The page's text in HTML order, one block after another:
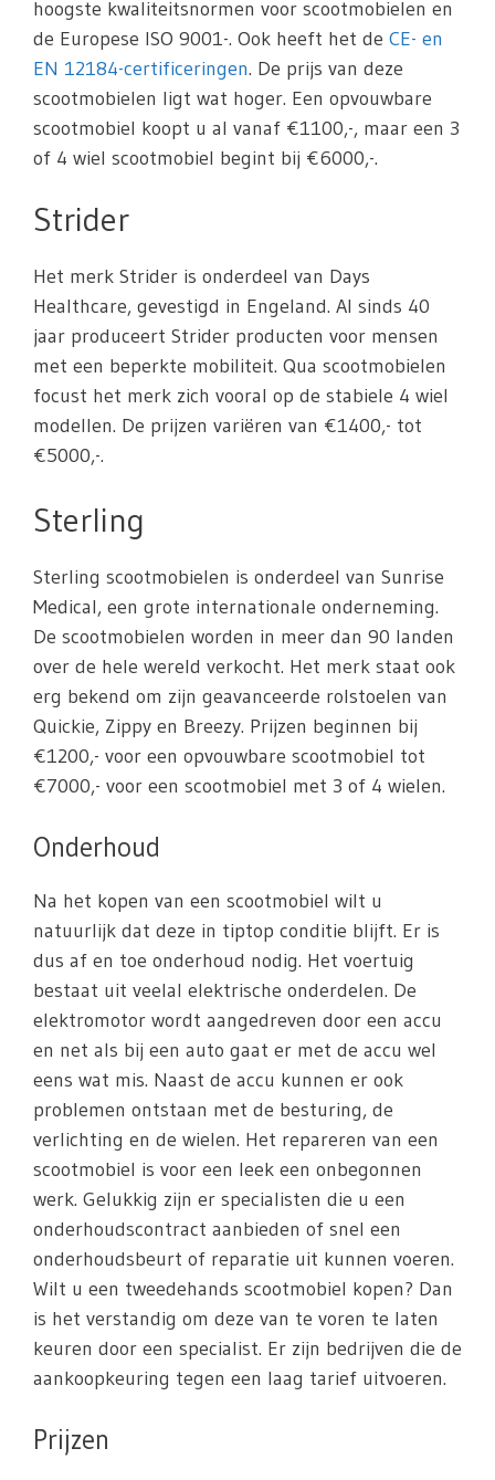
hoogste kwaliteitsnormen voor scootmobielen en
de Europese ISO 9001-. Ook heeft het de CE- en
EN 12184-certificeringen. De prijs van deze
scootmobielen ligt wat hoger. Een opvouwbare
scootmobiel koopt u al vanaf €1100,-, maar een 3
of 4 wiel scootmobiel begint bij €6000,-.
Strider
Het merk Strider is onderdeel van Days
Healthcare, gevestigd in Engeland. Al sinds 40
jaar produceert Strider producten voor mensen
met een beperkte mobiliteit. Qua scootmobielen
focust het merk zich vooral op de stabiele 4 wiel
modellen. De prijzen variëren van €1400,- tot
€5000,-.
Sterling
Sterling scootmobielen is onderdeel van Sunrise
Medical, een grote internationale onderneming.
De scootmobielen worden in meer dan 90 landen
over de hele wereld verkocht. Het merk staat ook
erg bekend om zijn geavanceerde rolstoelen van
Quickie, Zippy en Breezy. Prijzen beginnen bij
€1200,- voor een opvouwbare scootmobiel tot
€7000,- voor een scootmobiel met 3 of 4 wielen.
Onderhoud
Na het kopen van een scootmobiel wilt u
natuurlijk dat deze in tiptop conditie blijft. Er is
dus af en toe onderhoud nodig. Het voertuig
bestaat uit veelal elektrische onderdelen. De
elektromotor wordt aangedreven door een accu
en net als bij een auto gaat er met de accu wel
eens wat mis. Naast de accu kunnen er ook
problemen ontstaan met de besturing, de
verlichting en de wielen. Het repareren van een
scootmobiel is voor een leek een onbegonnen
werk. Gelukkig zijn er specialisten die u een
onderhoudscontract aanbieden of snel een
onderhoudsbeurt of reparatie uit kunnen voeren.
Wilt u een tweedehands scootmobiel kopen? Dan
is het verstandig om deze van te voren te laten
keuren door een specialist. Er zijn bedrijven die de
aankoopkeuring tegen een laag tarief uitvoeren.
Prijzen